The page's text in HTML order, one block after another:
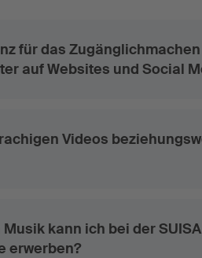
für das
auf Websites und Social
Videos
kann ich bei der
erwerben?